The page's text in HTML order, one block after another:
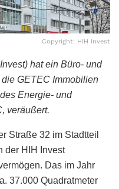
Copyright: HIH Invest
hat ein Büro- und
GETEC Immobilien
Energie- und
veräußert.
Straße 32 im Stadtteil
der HIH Invest
Das im Jahr
37.000 Quadratmeter